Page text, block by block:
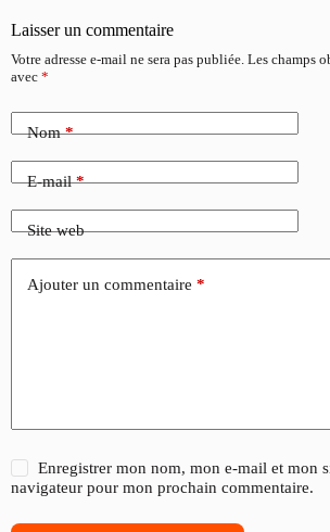
Laisser un commentaire
Votre adresse e-mail ne sera pas publiée. Les champs
avec *
Nom*
E-mail*
Site web
Ajouter un commentaire *
Enregistrer mon nom, mon e-mail et mon
navigateur pour mon prochain commentaire.